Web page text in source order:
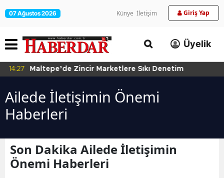
07 Ağustos 2026 Künye İletişim Giriş Yap
Üyelik
14:27 Maltepe’de Zincir Marketlere Sıkı Denetim
Ailede İletişimin Önemi
Haberleri
Son Dakika Ailede İletişimin
Önemi Haberleri